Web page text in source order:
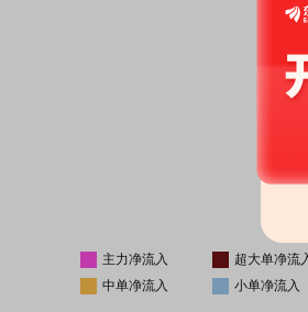
主力净流入 超大单净流
中单净流入
小单净流入